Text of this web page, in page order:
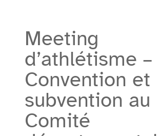
Meeting
d’athlétisme –
Convention et
subvention au
Comité